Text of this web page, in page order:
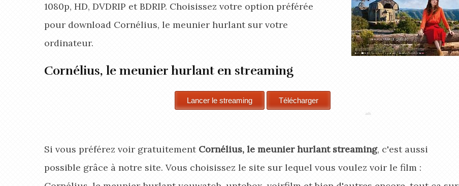
1080p, HD, DVDRIP et BDRIP. Choisissez votre option préférée
pour download Cornélius, le meunier hurlantsur votre
ordinateur.
Cornélius, le meunier hurlant en streaming
Si vous préférez voir gratuitement Cornélius, le meunier hurlant streaming, c'est aussi
possible grâce à notre site. Vous choisissez le site sur lequel vous voulez voir le film :